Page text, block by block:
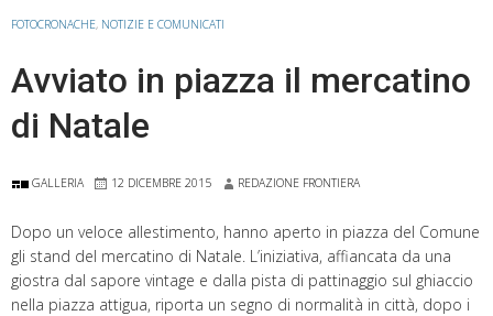
FOTOCRONACHE, NOTIZIE E COMUNICATI
Avviato in piazza il mercatino
di Natale
GALLERIA 12 DICEMBRE 2015 REDAZIONE FRONTIERA
Dopo un veloce allestimento, hanno aperto in piazza del Comune
gli stand del mercatino di Natale. L’iniziativa, affiancata da una
giostra dal sapore vintage e dalla pista di pattinaggio sul ghiaccio
nella piazza attigua, riporta un segno di normalità in città, dopo i